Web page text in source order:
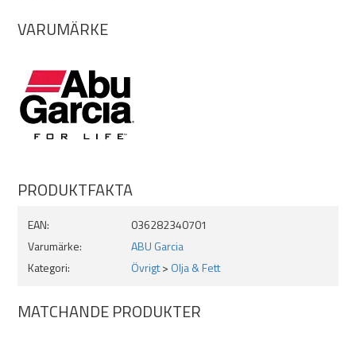
VARUMÄRKE
PRODUKTFAKTA
EAN:
036282340701
Varumärke:
ABU Garcia
Kategori:
Övrigt> Olja & Fett
MATCHANDE PRODUKTER